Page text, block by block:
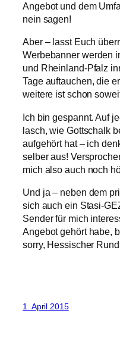
Angebot und dem
nein sagen!
Aber – lasst Euch
Werbebanner werden
und Rheinland-Pfalz
Tage auftauchen, die
weitere ist schon
Ich bin gespannt. Auf
lasch, wie Gottschalk
aufgehört hat – ich
selber aus!
mich also auch noch
Und ja – neben dem
sich auch ein Stasi-
Sender für mich
Angebot gehört habe,
sorry, Hessischer
1. April 2015